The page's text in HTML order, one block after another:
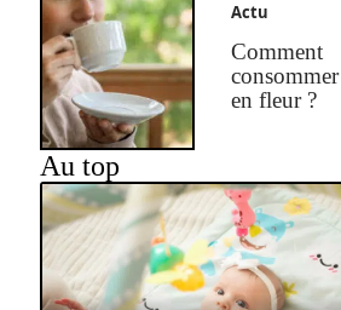
Actu
Comment
en fleur ?
Au top